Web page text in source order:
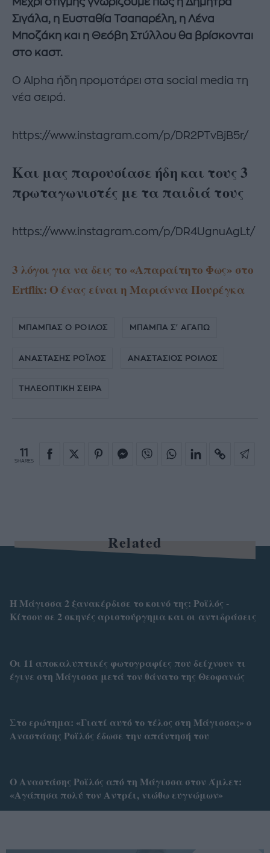
Σιγάλα, η Ευσταθία Τσαπαρέλη, η Λένα
Μποζάκη και η Θεόβη Στύλλου θα βρίσκονται
στο καστ.
Ο Alpha ήδη προμοτάρει στα social media τη
νέα σειρά.
https://www.instagram.com/p/DR2PTvBjB5r/
Και μας παρουσίασε ήδη και τους 3
πρωταγωνιστές με τα παιδιά τους
https://www.instagram.com/p/DR4UgnuAgLt/
3 λόγοι για να δεις το «Απαραίτητο Φως» στο
Εrtflix: Ο ένας είναι η Μαριάννα Πουρέγκα
ΜΠΑΜΠΑΣ Ο ΡΟΙΛΟΣ ΜΠΑΜΠΑ Σ' ΑΓΑΠΩ
ΑΝΑΣΤΑΣΗΣ ΡΟΪΛΟΣ ΑΝΑΣΤΑΣΙΟΣ ΡΟΙΛΟΣ
ΤΗΛΕΟΠΤΙΚΗ ΣΕΙΡΑ
11
SHARES
Related
Η Μάγισσα 2 ξανακέρδισε το κοινό της: Ροϊλός -
Κίτσου σε 2 σκηνές αριστούργημα και οι αντιδράσεις
Οι 11 αποκαλυπτικές φωτογραφίες που δείχνουν τι
έγινε στη Μάγισσα μετά τον θάνατο της Θεοφανώς
Στο ερώτημα: «Γιατί αυτό το τέλος στη Μάγισσα;» ο
Αναστάσης Ροϊλός έδωσε την απάντησή του
Ο Αναστάσης Ροϊλός από τη Μάγισσα στον Άμλετ:
«Αγάπησα πολύ τον Αντρέι, νιώθω ευγνώμων»